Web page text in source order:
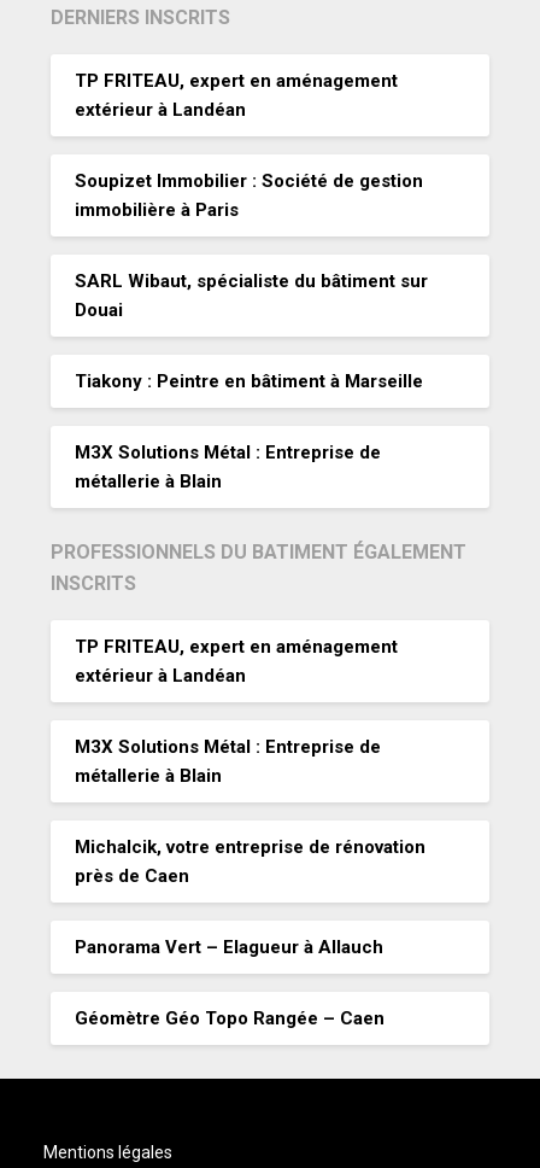
DERNIERS INSCRITS
TP FRITEAU, expert en aménagement
extérieur à Landéan
Soupizet Immobilier : Société de gestion
immobilière à Paris
SARL Wibaut, spécialiste du bâtiment sur
Douai
Tiakony : Peintre en bâtiment à Marseille
M3X Solutions Métal : Entreprise de
métallerie à Blain
PROFESSIONNELS DU BATIMENT ÉGALEMENT
INSCRITS
TP FRITEAU, expert en aménagement
extérieur à Landéan
M3X Solutions Métal : Entreprise de
métallerie à Blain
Michalcik, votre entreprise de rénovation
près de Caen
Panorama Vert – Elagueur à Allauch
Géomètre Géo Topo Rangée – Caen
Mentions légales